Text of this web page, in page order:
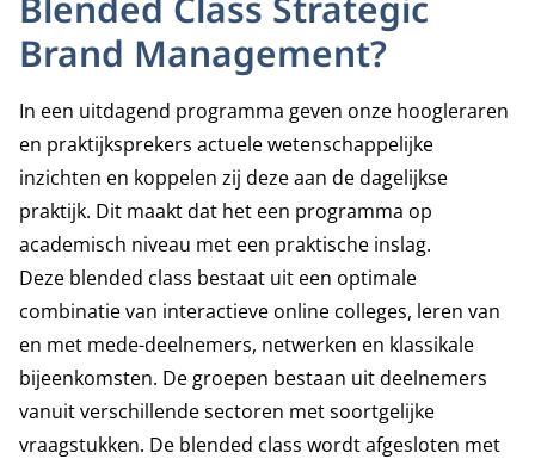
Brand Management?
In een uitdagend programma geven onze hoogleraren
en praktijksprekers actuele wetenschappelijke
inzichten en koppelen zij deze aan de dagelijkse
praktijk. Dit maakt dat het een programma op
academisch niveau met een praktische inslag.
Deze blended class bestaat uit een optimale
combinatie van interactieve online colleges, leren van
en met mede-deelnemers, netwerken en klassikale
bijeenkomsten. De groepen bestaan uit deelnemers
vanuit verschillende sectoren met soortgelijke
vraagstukken. De blended class wordt afgesloten met